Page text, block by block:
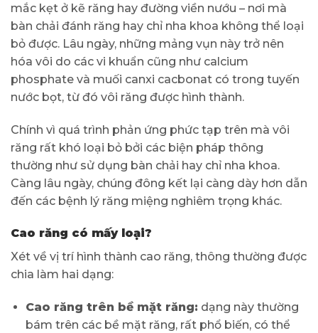
mắc kẹt ở kẽ răng hay đường viền nướu – nơi mà
bàn chải đánh răng hay chỉ nha khoa không thể loại
bỏ được. Lâu ngày, những mảng vụn này trở nên
hóa vôi do các vi khuẩn cũng như calcium
phosphate và muối canxi cacbonat có trong tuyến
nước bọt, từ đó vôi răng được hình thành.
Chính vì quá trình phản ứng phức tạp trên mà vôi
răng rất khó loại bỏ bởi các biện pháp thông
thường như sử dụng bàn chải hay chỉ nha khoa.
Càng lâu ngày, chúng đông kết lại càng dày hơn dẫn
đến các bệnh lý răng miệng nghiêm trọng khác.
Cao răng có mấy loại?
Xét về vị trí hình thành cao răng, thông thường được
chia làm hai dạng:
Cao răng trên bề mặt răng: dạng này thường
bám trên các bề mặt răng, rất phổ biến, có thể